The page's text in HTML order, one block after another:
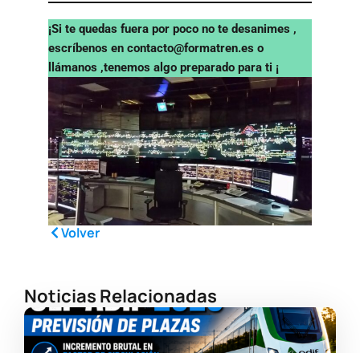
¡Si te quedas fuera por poco no te desanimes ,
escríbenos en contacto@formatren.es o
llámanos ,tenemos algo preparado para ti ¡
Volver
Noticias Relacionadas